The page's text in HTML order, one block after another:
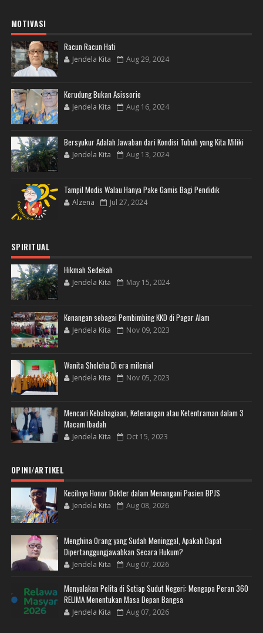
MOTIVASI
Racun Racun Hati
Jendela Kita Aug 29, 2024
Kerudung Bukan Asissorie
Jendela Kita Aug 16, 2024
Bersyukur Adalah Jawaban dari Kondisi Tubuh yang Kita Miliki
Jendela Kita Aug 13, 2024
Tampil Modis Walau Hanya Pake Gamis Bagi Pendidik
Alzena Jul 27, 2024
SPIRITUAL
Hikmah Sedekah
Jendela Kita May 15, 2024
Kenangan sebagai Pembimbing KKD di Pagar Alam
Jendela Kita Nov 09, 2023
Wanita Sholeha Di era milenial
Jendela Kita Nov 05, 2023
Mencari Kebahagiaan, Ketenangan atau Ketentraman dalam 3
Macam Ibadah
Jendela Kita Oct 15, 2023
OPINI/ARTIKEL
Kecilnya Honor Dokter dalam Menangani Pasien BPJS
Jendela Kita Aug 08, 2026
Menghina Orang yang Sudah Meninggal, Apakah Dapat
Dipertanggungjawabkan Secara Hukum?
Jendela Kita Aug 07, 2026
Menyalakan Pelita di Setiap Sudut Negeri: Mengapa Peran 360
RELIMA Menentukan Masa Depan Bangsa
Jendela Kita Aug 07, 2026